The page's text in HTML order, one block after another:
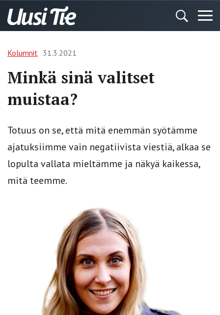
Kolumnit 31.3.2021
Minkä sinä valitset
muistaa?
Totuus on se, että mitä enemmän syötämme
ajatuksiimme vain negatiivista viestiä, alkaa se
lopulta vallata mieltämme ja näkyä kaikessa,
mitä teemme.